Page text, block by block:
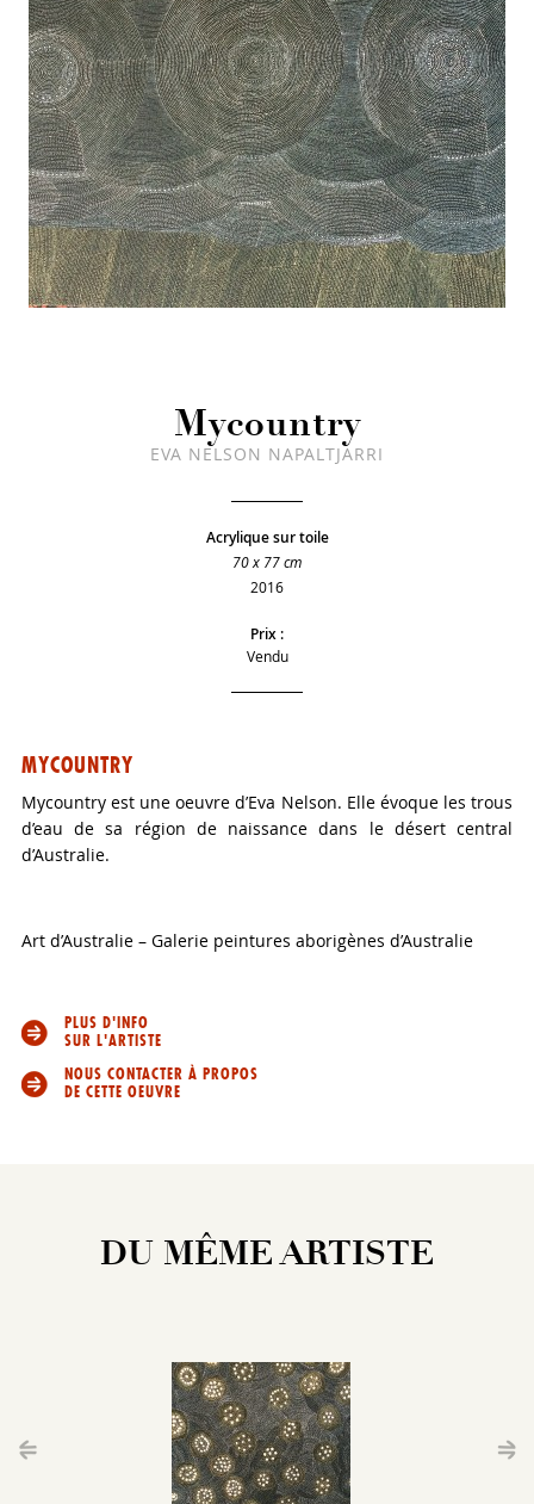
Mycountry
EVA NELSON NAPALTJARRI
Acrylique sur toile
70 x 77 cm
2016
Prix :
Vendu
MYCOUNTRY
Mycountry est une oeuvre d’Eva Nelson. Elle évoque les trous
d’eau de sa région de naissance dans le désert central
d’Australie.
Art d’Australie – Galerie peintures aborigènes d’Australie
PLUS D'INFO
SUR L'ARTISTE
NOUS CONTACTER À PROPOS
DE CETTE OEUVRE
DU MÊME ARTISTE